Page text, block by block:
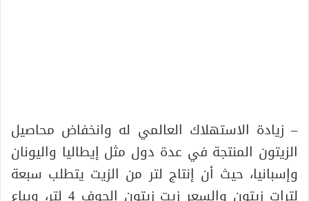
– زيادة الاستهلاك العالمي له وانخفاض محاصيل
الزيتون المنتجة في عدة دول مثل إيطاليا واليونان
وإسبانيا، حيث أن إنتاج لتر من الزيت يتطلب سبعة
لترات زيتون والسعر زيت زيتون الجوف 4 لتر، ويباع